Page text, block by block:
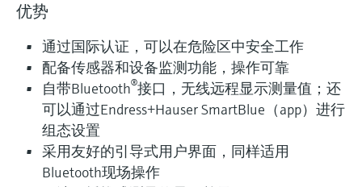
优势
通过国际认证，可以在危险区中安全工作
配备传感器和设备监测功能，操作可靠
自带Bluetooth®接口，无线远程显示测量值；还
可以通过Endress+Hauser SmartBlue（app）进行
组态设置
采用友好的引导式用户界面，同样适用
Bluetooth现场操作